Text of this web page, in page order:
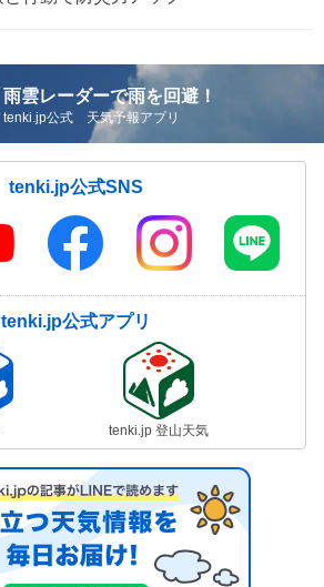
雨雲レーダーで雨を回避！
tenki.jp公式 天気予報アプリ
tenki.jp公式SNS
tenki.jp公式アプリ
tenki.jp 登山天気